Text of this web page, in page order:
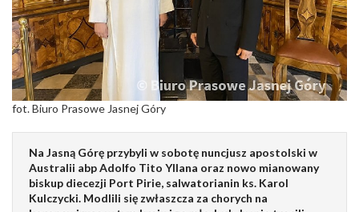
fot. Biuro Prasowe Jasnej Góry
Na Jasną Górę przybyli w sobotę nuncjusz apostolski w
Australii abp Adolfo Tito Yllana oraz nowo mianowany
biskup diecezji Port Pirie, salwatorianin ks. Karol
Kulczycki. Modlili się zwłaszcza za chorych na